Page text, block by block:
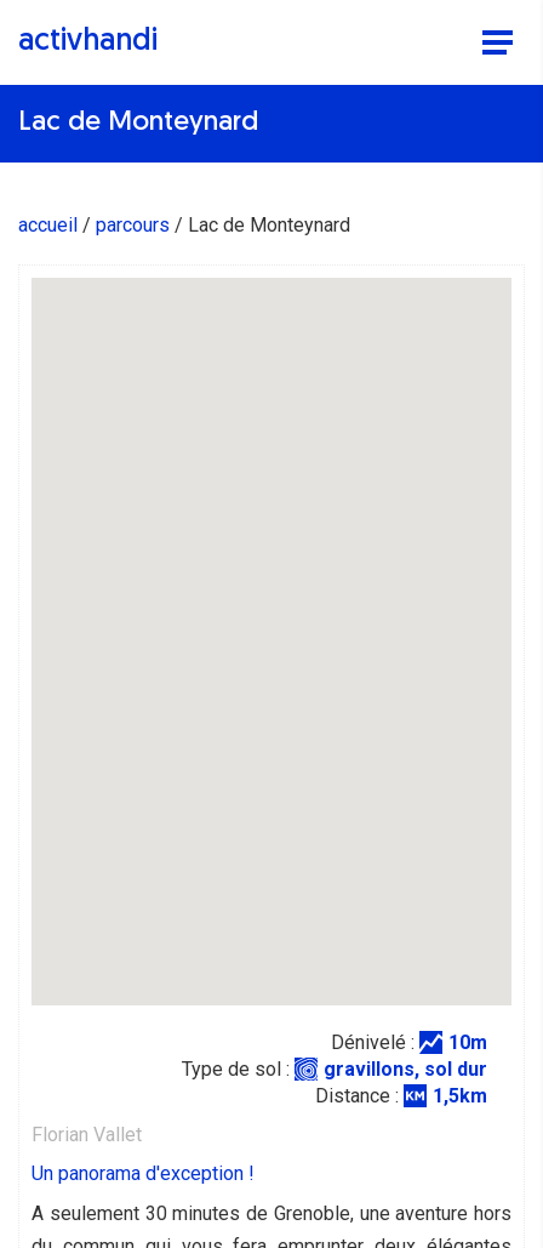
activhandi
Lac de Monteynard
accueil parcours Lac de Monteynard
Dénivelé :
10m
Type de sol :
gravillons, sol dur
Distance :
1,5km
Florian Vallet
Un panorama d'exception !
A seulement 30 minutes de Grenoble, une aventure hors